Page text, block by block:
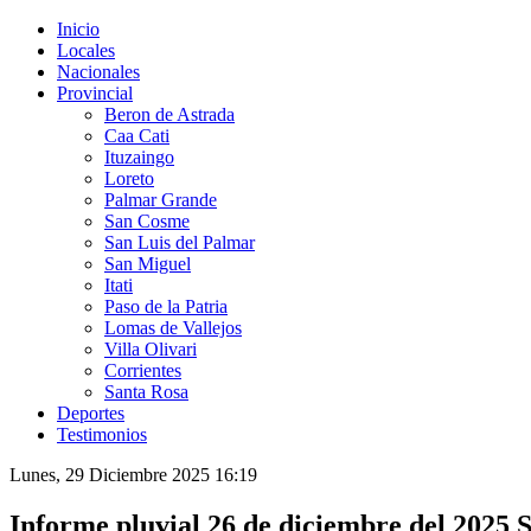
Inicio
Locales
Nacionales
Provincial
Beron de Astrada
Caa Cati
Ituzaingo
Loreto
Palmar Grande
San Cosme
San Luis del Palmar
San Miguel
Itati
Paso de la Patria
Lomas de Vallejos
Villa Olivari
Corrientes
Santa Rosa
Deportes
Testimonios
Lunes, 29 Diciembre 2025 16:19